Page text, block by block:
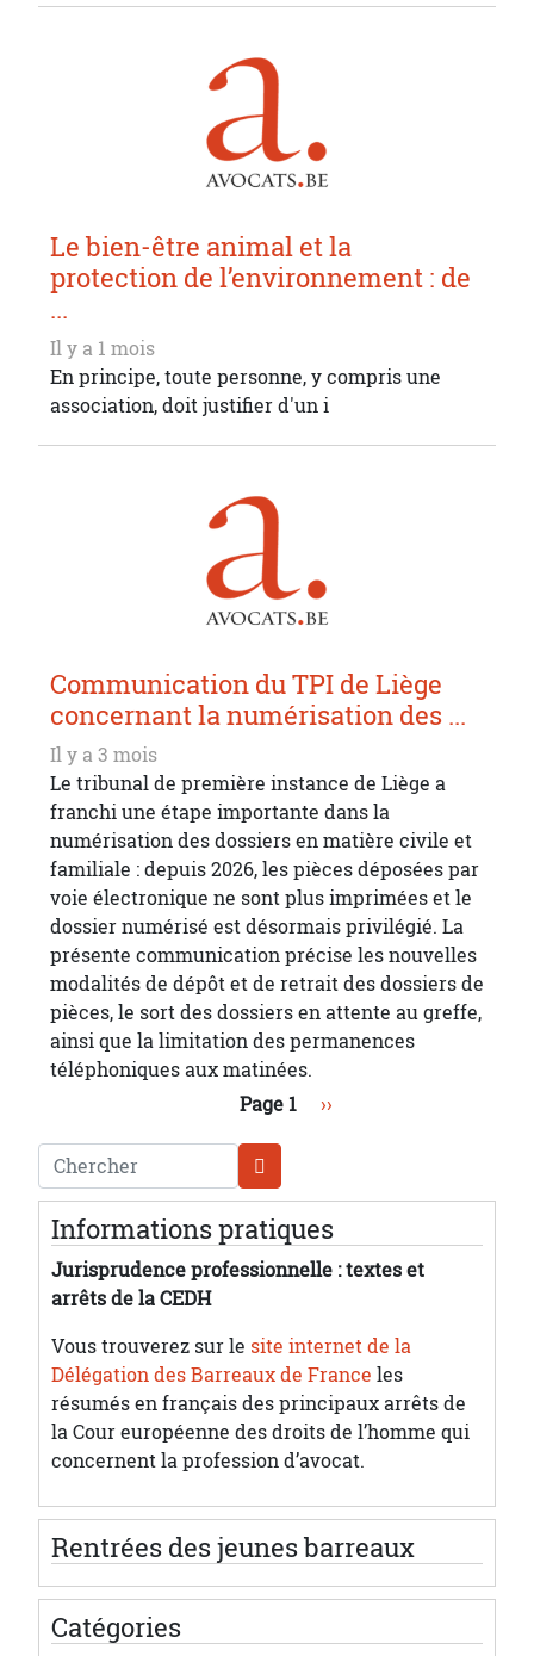
Le bien-être animal et la
protection de l’environnement : de
...
Il y a 1 mois
En principe, toute personne, y compris une
association, doit justifier d'un i
Communication du TPI de Liège
concernant la numérisation des ...
Il y a 3 mois
Le tribunal de première instance de Liège a
franchi une étape importante dans la
numérisation des dossiers en matière civile et
familiale : depuis 2026, les pièces déposées par
voie électronique ne sont plus imprimées et le
dossier numérisé est désormais privilégié. La
présente communication précise les nouvelles
modalités de dépôt et de retrait des dossiers de
pièces, le sort des dossiers en attente au greffe,
ainsi que la limitation des permanences
téléphoniques aux matinées.
Page 1 Page suivante
››
Chercher
Informations pratiques
Jurisprudence professionnelle : textes et
arrêts de la CEDH
Vous trouverez sur le site internet de la
Délégation des Barreaux de France les
résumés en français des principaux arrêts de
la Cour européenne des droits de l’homme qui
concernent la profession d’avocat.
Rentrées des jeunes barreaux
Catégories